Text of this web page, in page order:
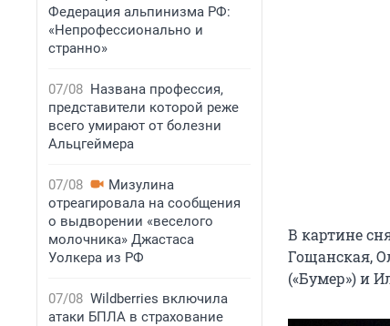
Федерация альпинизма РФ:
«Непрофессионально и
странно»
07/08 Названа профессия,
представители которой реже
всего умирают от болезни
Альцгеймера
07/08
Мизулина
отреагировала на сообщения
о выдворении «веселого
молочника» Джастаса
Уолкера из РФ
07/08 Wildberries включила
атаки БПЛА в страхование
В картине
Гощанская,
(«Бумер») и